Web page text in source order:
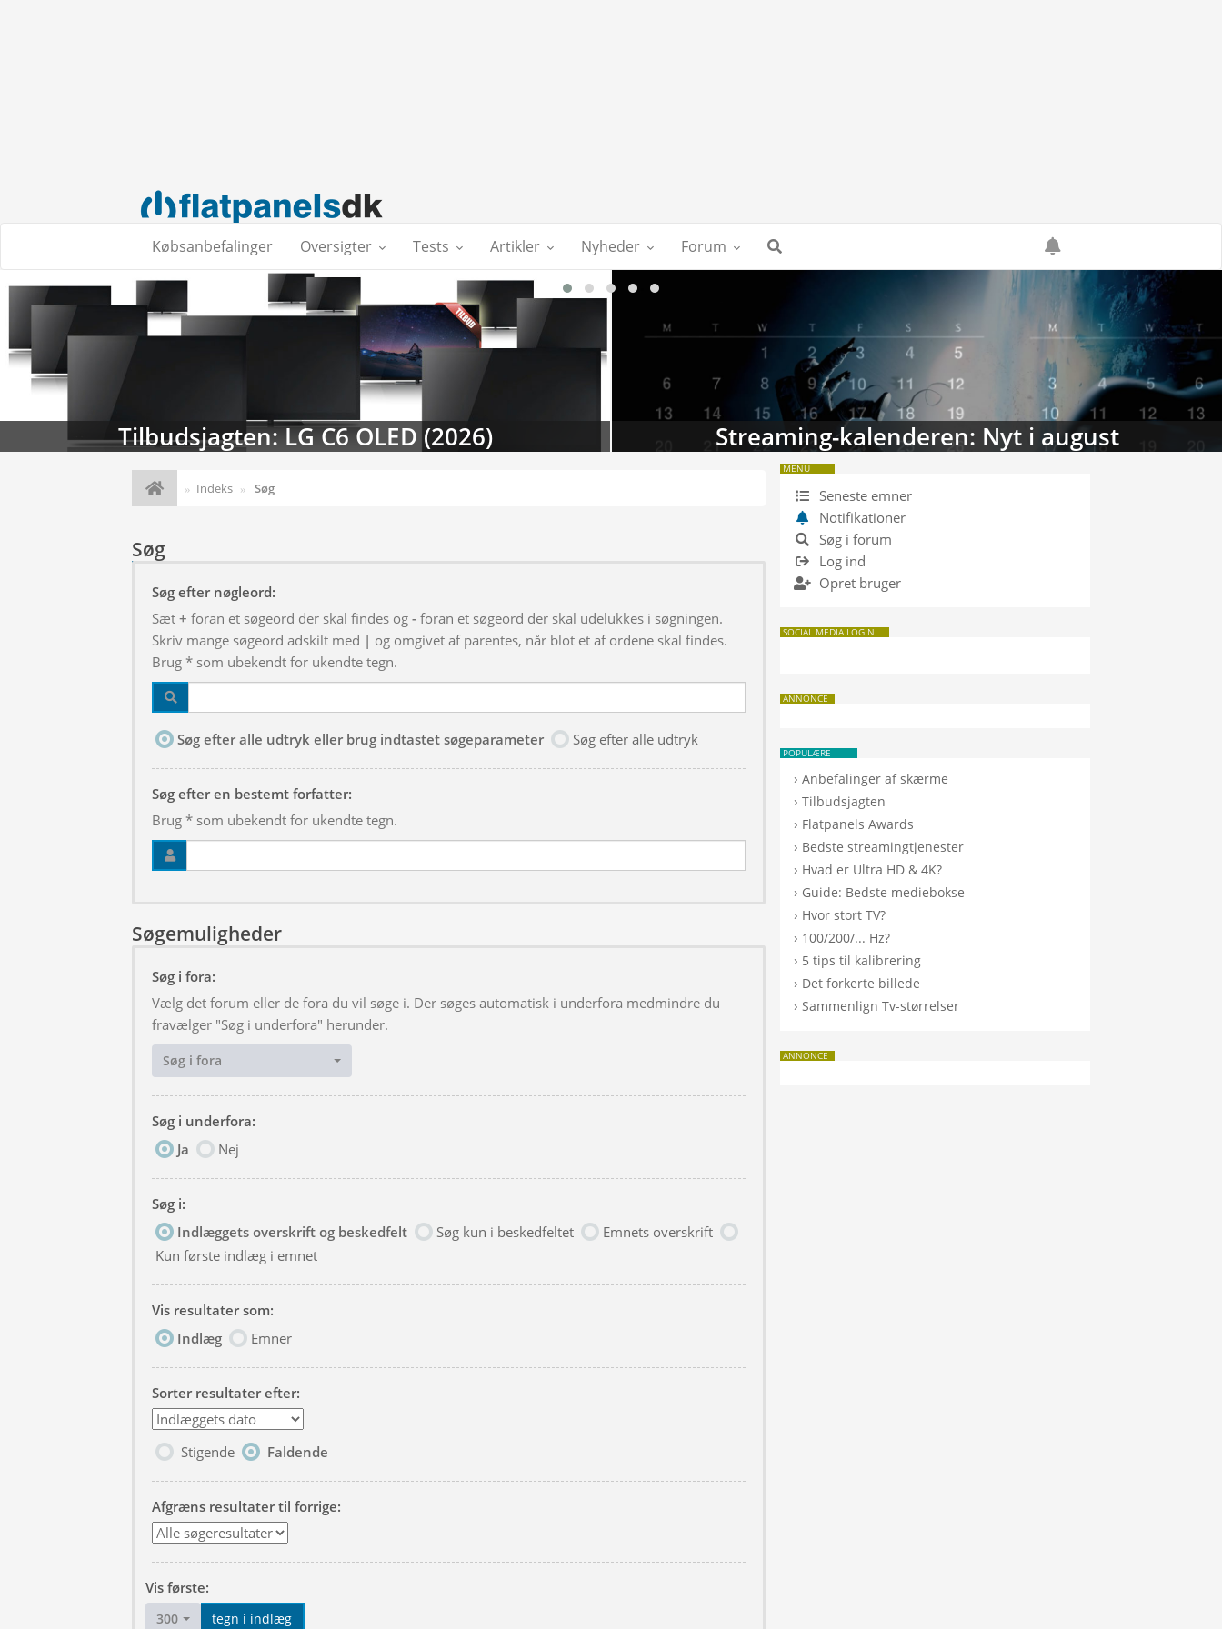
Købsanbefalinger Oversigter Tests Artikler Nyheder Forum
Tilbudsjagten: LG C6 OLED (2026) Streaming-kalenderen: Nyt i august
Indeks Søg
Søg
Søg efter nøgleord:
Sæt + foran et søgeord der skal findes og - foran et søgeord der skal udelukkes i søgningen.
Skriv mange søgeord adskilt med | og omgivet af parentes, når blot et af ordene skal findes.
Brug * som ubekendt for ukendte tegn.
Søg efter alle udtryk eller brug indtastet søgeparameter Søg efter alle udtryk
Søg efter en bestemt forfatter:
Brug * som ubekendt for ukendte tegn.
Søgemuligheder
Søg i fora:
Vælg det forum eller de fora du vil søge i. Der søges automatisk i underfora medmindre du
fravælger "Søg i underfora" herunder.
Søg i fora
Søg i underfora:
Ja
Nej
Søg i:
Indlæggets overskrift og beskedfelt
Søg kun i beskedfeltet
Emnets overskrift
Kun første indlæg i emnet
Vis resultater som:
Indlæg
Emner
Sorter resultater efter:
Stigende Faldende
Afgræns resultater til forrige:
Vis første:
300 tegn i indlæg
MENU
Seneste emner
Notifikationer
Søg i forum
Log ind
Opret bruger
SOCIAL MEDIA LOGIN
ANNONCE
POPULÆRE
›Anbefalinger af skærme
›Tilbudsjagten
› Flatpanels Awards
› Bedste streamingtjenester
› Hvad er Ultra HD & 4K?
› Guide: Bedste mediebokse
› Hvor stort TV?
› 100/200/... Hz?
› 5 tips til kalibrering
› Det forkerte billede
›Sammenlign Tv-størrelser
ANNONCE